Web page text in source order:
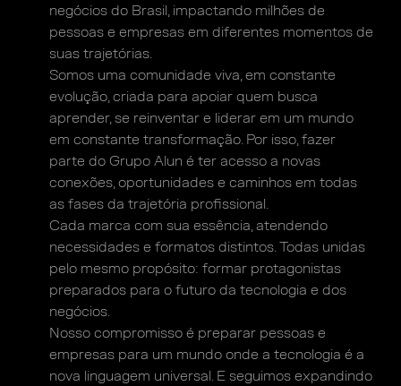
negócios do Brasil, impactando milhões de
pessoas e empresas em diferentes momentos de
suas trajetórias.
Somos uma comunidade viva, em constante
evolução,criada para apoiar quem busca
aprender, se reinventar e liderar em um mundo
em constante transformação. Por isso, fazer
parte do Grupo Alun é ter acesso a novas
conexões, oportunidades e caminhos em todas
as fases da trajetória profissional.
Cada marca com sua essência, atendendo
necessidades e formatos distintos. Todas unidas
pelo mesmo propósito: formar protagonistas
preparados para o futuro da tecnologia e dos
negócios.
Nosso compromisso é preparar pessoas e
empresas para um mundo onde a tecnologia é a
nova linguagem universal. E seguimos expandindo